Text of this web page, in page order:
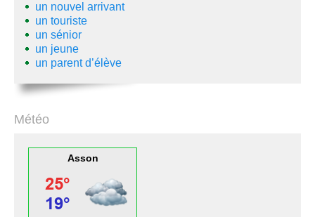
un nouvel arrivant
un touriste
un sénior
un jeune
un parent d’élève
Météo
Asson